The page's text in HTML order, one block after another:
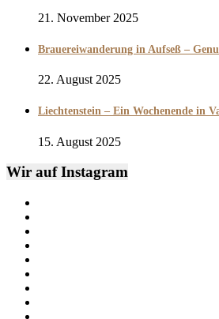
21. November 2025
Brauereiwanderung in Aufseß –
22. August 2025
Liechtenstein – Ein Wochenende in
15. August 2025
Wir auf Instagram